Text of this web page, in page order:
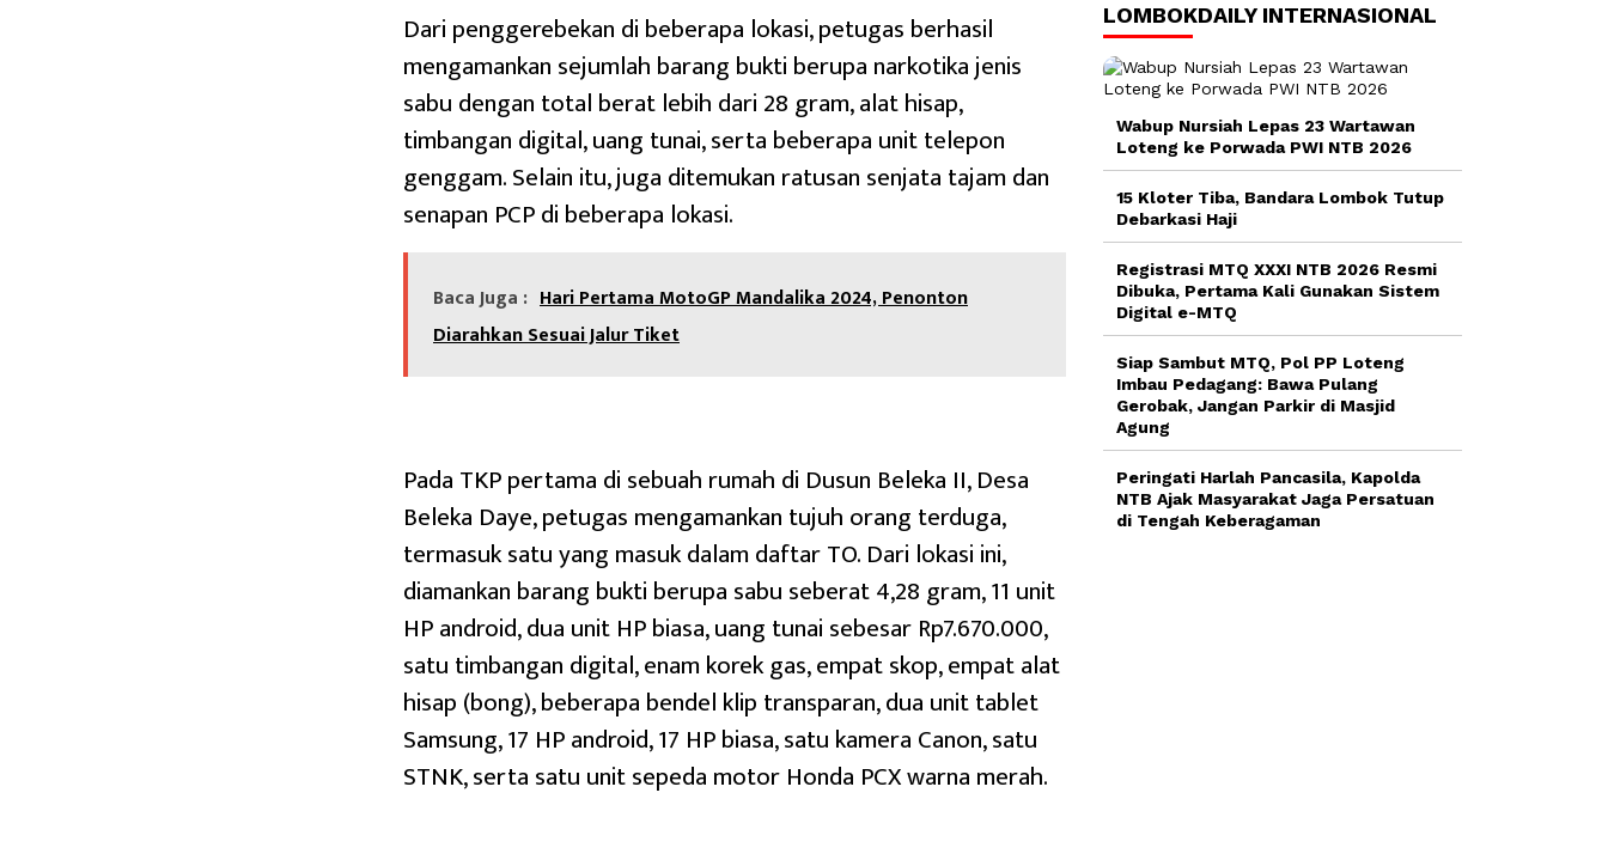
Dari penggerebekan di beberapa lokasi, petugas berhasil
mengamankan sejumlah barang bukti berupa narkotika jenis
sabu dengan total berat lebih dari 28 gram, alat hisap,
timbangan digital, uang tunai, serta beberapa unit telepon
genggam. Selain itu, juga ditemukan ratusan senjata tajam dan
senapan PCP di beberapa lokasi.
Baca Juga : Hari Pertama MotoGP Mandalika 2024, Penonton
Diarahkan Sesuai Jalur Tiket
Pada TKP pertama di sebuah rumah di Dusun Beleka II, Desa
Beleka Daye, petugas mengamankan tujuh orang terduga,
termasuk satu yang masuk dalam daftar TO. Dari lokasi ini,
diamankan barang bukti berupa sabu seberat 4,28 gram, 11 unit
HP android, dua unit HP biasa, uang tunai sebesar Rp7.670.000,
satu timbangan digital, enam korek gas, empat skop, empat alat
hisap (bong), beberapa bendel klip transparan, dua unit tablet
Samsung, 17 HP android, 17 HP biasa, satu kamera Canon, satu
STNK, serta satu unit sepeda motor Honda PCX warna merah.
LOMBOKDAILY INTERNASIONAL
Wabup Nursiah Lepas 23 Wartawan
Loteng ke Porwada PWI NTB 2026
15 Kloter Tiba, Bandara Lombok Tutup
Debarkasi Haji
Registrasi MTQ XXXI NTB 2026 Resmi
Dibuka, Pertama Kali Gunakan Sistem
Digital e-MTQ
Siap Sambut MTQ, Pol PP Loteng
Imbau Pedagang: Bawa Pulang
Gerobak, Jangan Parkir di Masjid
Agung
Peringati Harlah Pancasila, Kapolda
NTB Ajak Masyarakat Jaga Persatuan
di Tengah Keberagaman